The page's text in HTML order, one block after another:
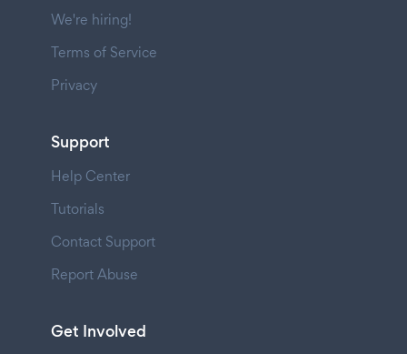
We're hiring!
Terms of Service
Privacy
Support
Help Center
Tutorials
Contact Support
Report Abuse
Get Involved